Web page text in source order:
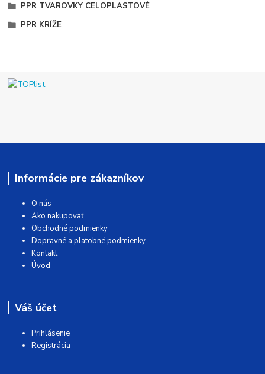
PPR TVAROVKY CELOPLASTOVÉ
PPR KRÍŽE
Informácie pre zákazníkov
O nás
Ako nakupovať
Obchodné podmienky
Dopravné a platobné podmienky
Kontakt
Úvod
Váš účet
Prihlásenie
Registrácia